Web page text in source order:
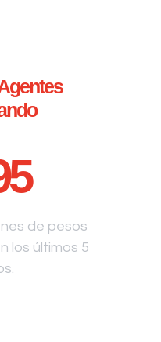
de pesos
los últimos 5